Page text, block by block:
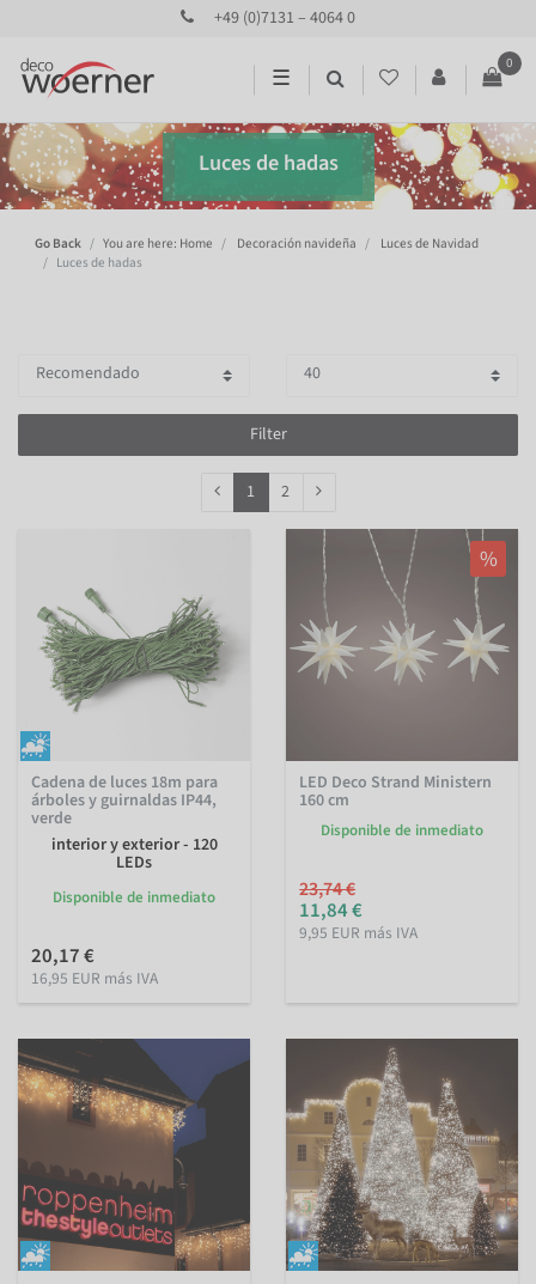
+49 (0)7131 – 4064 0
☰
0
Luces de hadas
Go Back You are here: Home Decoración navideña
Luces de Navidad
Luces de hadas
Filter
1 2
Cadena de luces 18m para
árboles y guirnaldas IP44,
verde
interior y exterior - 120
LEDs
Disponible de inmediato
20,17 €
16,95 EUR más IVA
%
LED Deco Strand Ministern
160 cm
Disponible de inmediato
23,74 €
11,84 €
9,95 EUR más IVA